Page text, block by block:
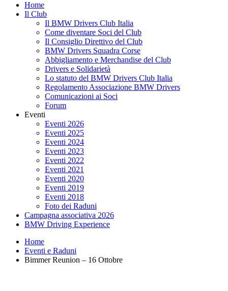
Home
Il Club
Il BMW Drivers Club Italia
Come diventare Soci del Club
Il Consiglio Direttivo del Club
BMW Drivers Squadra Corse
Abbigliamento e Merchandise del Club
Drivers e Solidarietà
Lo statuto del BMW Drivers Club Italia
Regolamento Associazione BMW Drivers
Comunicazioni ai Soci
Forum
Eventi
Eventi 2026
Eventi 2025
Eventi 2024
Eventi 2023
Eventi 2022
Eventi 2021
Eventi 2020
Eventi 2019
Eventi 2018
Foto dei Raduni
Campagna associativa 2026
BMW Driving Experience
Home
Eventi e Raduni
Bimmer Reunion – 16 Ottobre